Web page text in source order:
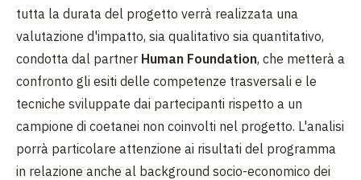
tutta la durata del progetto verrà realizzata una
valutazione d'impatto, sia qualitativo sia quantitativo,
condotta dal partner Human Foundation, che metterà a
confronto gli esiti delle competenze trasversali e le
tecniche sviluppate dai partecipanti rispetto a un
campione di coetanei non coinvolti nel progetto. L'analisi
porrà particolare attenzione ai risultati del programma
in relazione anche al background socio-economico dei